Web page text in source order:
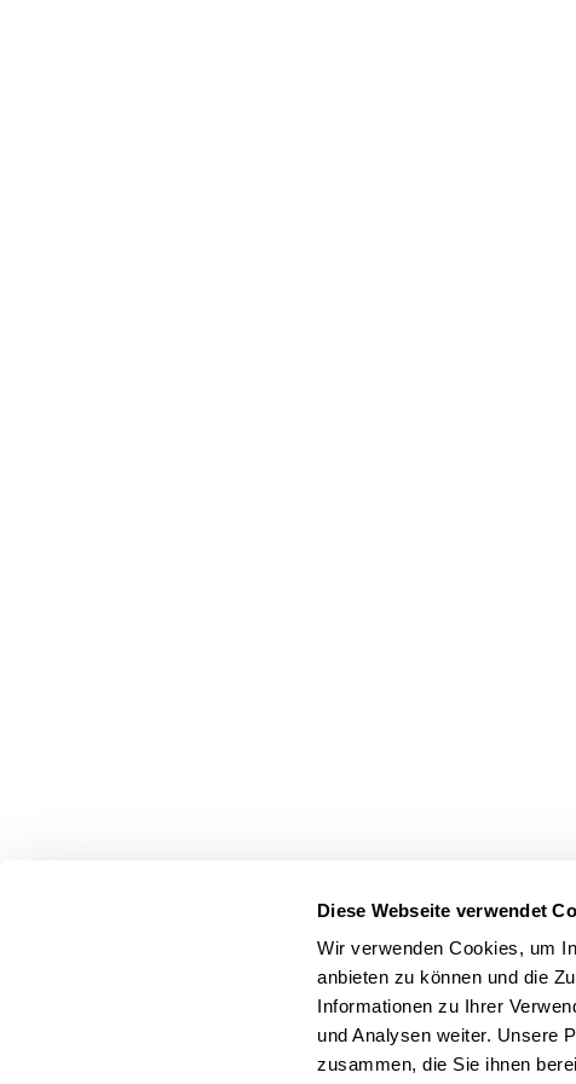
Diese Webseite verwendet
Wir verwenden Cookies, um
anbieten zu können und die
Informationen zu Ihrer
und Analysen weiter. Unsere
zusammen, die Sie ihnen